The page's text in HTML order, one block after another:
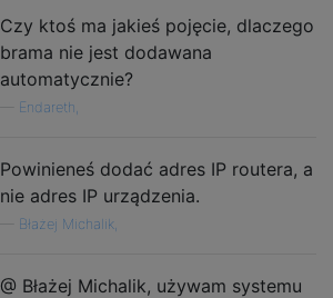
Czy ktoś ma jakieś pojęcie, dlaczego
brama nie jest dodawana
automatycznie?
Endareth,
Powinieneś dodać adres IP routera, a
nie adres IP urządzenia.
Błażej Michalik,
@ Błażej Michalik, używam systemu